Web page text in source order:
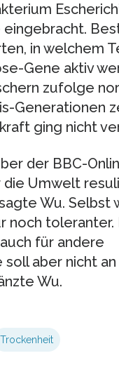
eingebracht.
in welchem
Gene aktiv
zufolge
Generationen
ging nicht
der BBC-
die Umwelt
Wu. Selbst
noch toleranter.
für andere
aber nicht an
Wu.
Trockenheit